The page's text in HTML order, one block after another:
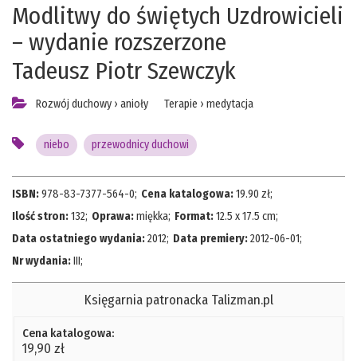
Modlitwy do świętych Uzdrowicieli
– wydanie rozszerzone
Tadeusz Piotr Szewczyk
Rozwój duchowy › anioły Terapie › medytacja
niebo przewodnicy duchowi
ISBN:978-83-7377-564-0; Cena katalogowa:19.90 zł;
Ilość stron:132; Oprawa:miękka; Format:12.5 x 17.5 cm;
Data ostatniego wydania:2012; Data premiery:2012-06-01;
Nr wydania:III;
Księgarnia patronacka Talizman.pl
Cena katalogowa:
19,90 zł